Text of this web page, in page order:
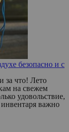
безопасно и с
за что! Лето
на свежем
удовольствие,
важно